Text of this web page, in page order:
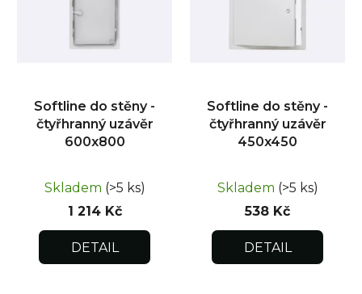
Softline do stěny -
čtyřhranný uzávěr
600x800
Skladem (>5 ks)
1 214 Kč
DETAIL
Softline do stěny -
čtyřhranný uzávěr
450x450
Skladem (>5 ks)
538 Kč
DETAIL